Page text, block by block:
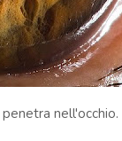
nell'occhio.